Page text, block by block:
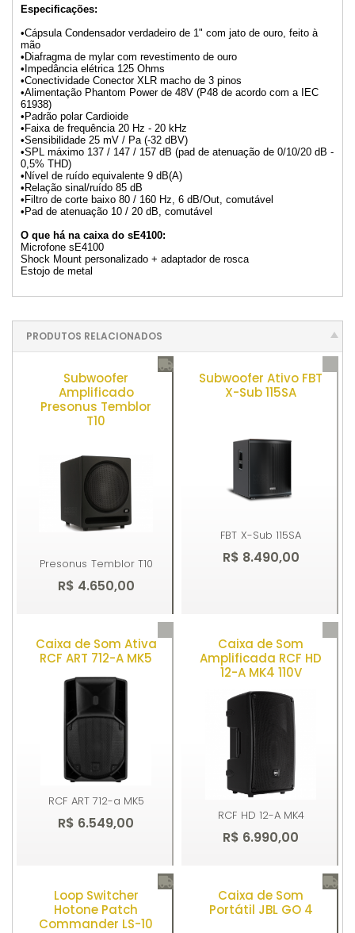
Especificações:
•Cápsula Condensador verdadeiro de 1" com jato de ouro, feito à
mão
•Diafragma de mylar com revestimento de ouro
•Impedância elétrica 125 Ohms
•Conectividade Conector XLR macho de 3 pinos
•Alimentação Phantom Power de 48V (P48 de acordo com a IEC
61938)
•Padrão polar Cardioide
•Faixa de frequência 20 Hz - 20 kHz
•Sensibilidade 25 mV / Pa (-32 dBV)
•SPL máximo 137 / 147 / 157 dB (pad de atenuação de 0/10/20 dB -
0,5% THD)
•Nível de ruído equivalente 9 dB(A)
•Relação sinal/ruído 85 dB
•Filtro de corte baixo 80 / 160 Hz, 6 dB/Out, comutável
•Pad de atenuação 10 / 20 dB, comutável
O que há na caixa do sE4100:
Microfone sE4100
Shock Mount personalizado + adaptador de rosca
Estojo de metal
PRODUTOS RELACIONADOS
Subwoofer
Amplificado
Presonus Temblor
T10
Presonus Temblor T10
R$ 4.650,00
Comprar
Subwoofer Ativo FBT
X-Sub 115SA
FBT X-Sub 115SA
R$ 8.490,00
Comprar
Caixa de Som Ativa
RCF ART 712-A MK5
RCF ART 712-a MK5
R$ 6.549,00
Comprar
Caixa de Som
Amplificada RCF HD
12-A MK4 110V
RCF HD 12-A MK4
R$ 6.990,00
Comprar
Loop Switcher
Hotone Patch
Commander LS-10
Caixa de Som
Portátil JBL GO 4